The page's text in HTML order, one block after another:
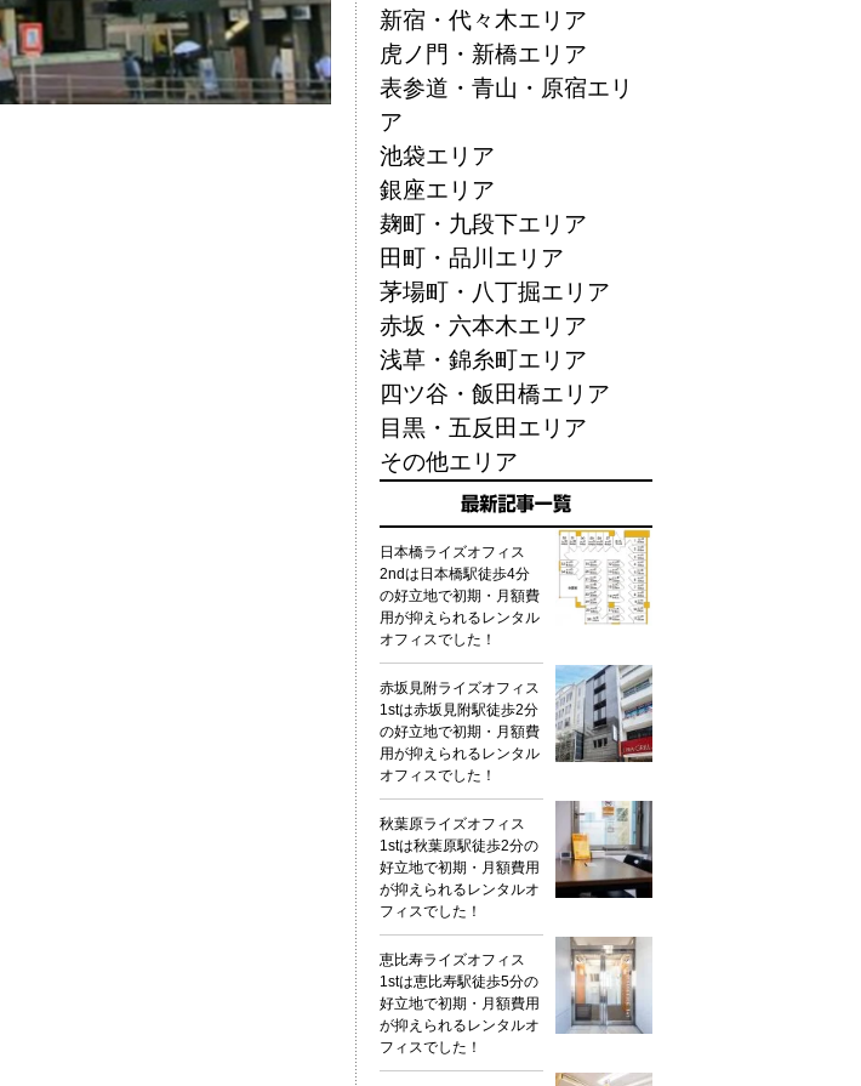
新宿・代々木エリア
虎ノ門・新橋エリア
表参道・青山・原宿エリ
ア
池袋エリア
銀座エリア
麹町・九段下エリア
田町・品川エリア
茅場町・八丁掘エリア
赤坂・六本木エリア
浅草・錦糸町エリア
四ツ谷・飯田橋エリア
目黒・五反田エリア
その他エリア
日本橋ライズオフィス
2ndは日本橋駅徒歩4分
の好立地で初期・月額費
用が抑えられるレンタル
オフィスでした！
赤坂見附ライズオフィス
1stは赤坂見附駅徒歩2分
の好立地で初期・月額費
用が抑えられるレンタル
オフィスでした！
秋葉原ライズオフィス
1stは秋葉原駅徒歩2分の
好立地で初期・月額費用
が抑えられるレンタルオ
フィスでした！
恵比寿ライズオフィス
1stは恵比寿駅徒歩5分の
好立地で初期・月額費用
が抑えられるレンタルオ
フィスでした！